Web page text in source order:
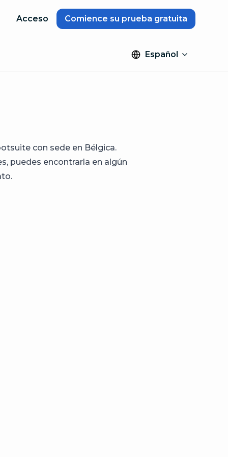
Acceso Comience su prueba gratuita
Español
con sede en Bélgica.
puedes encontrarla en algún